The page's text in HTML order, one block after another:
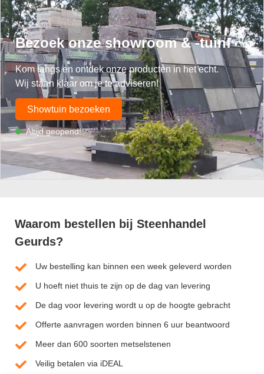
Bezoek onze showroom & -tuin!
Kom langs en ontdek onze producten in het echt.
Wij staan klaar om je te adviseren!
Showtuin bezoeken
Altijd geopend!
Waarom bestellen bij Steenhandel
Geurds?
Uw bestelling kan binnen een week geleverd worden
U hoeft niet thuis te zijn op de dag van levering
De dag voor levering wordt u op de hoogte gebracht
Offerte aanvragen worden binnen 6 uur beantwoord
Meer dan 600 soorten metselstenen
Veilig betalen via iDEAL